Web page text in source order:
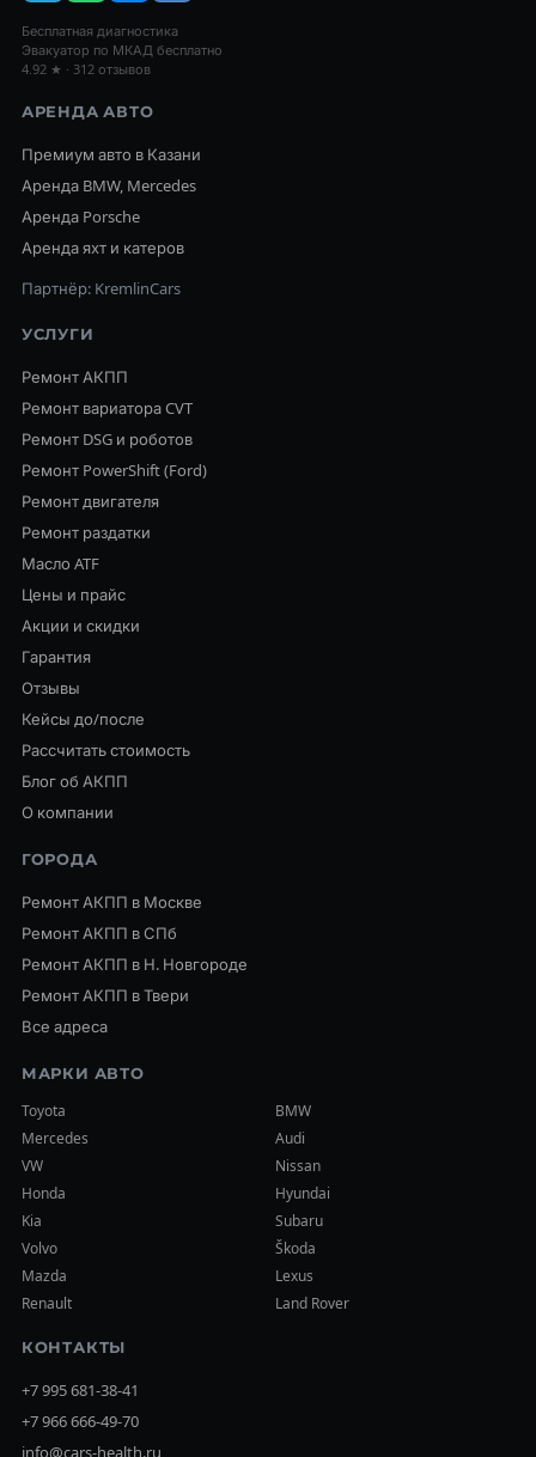
Бесплатная диагностика
Эвакуатор по МКАД бесплатно
4.92 ★ · 312 отзывов
АРЕНДА АВТО
Премиум авто в Казани
Аренда BMW, Mercedes
Аренда Porsche
Аренда яхт и катеров
Партнёр: KremlinCars
УСЛУГИ
Ремонт АКПП
Ремонт вариатора CVT
Ремонт DSG и роботов
Ремонт PowerShift (Ford)
Ремонт двигателя
Ремонт раздатки
Масло ATF
Цены и прайс
Акции и скидки
Гарантия
Отзывы
Кейсы до/после
Рассчитать стоимость
Блог об АКПП
О компании
ГОРОДА
Ремонт АКПП в Москве
Ремонт АКПП в СПб
Ремонт АКПП в Н. Новгороде
Ремонт АКПП в Твери
Все адреса
МАРКИ АВТО
Toyota
BMW
Mercedes
Audi
VW
Nissan
Honda
Hyundai
Kia
Subaru
Volvo
Škoda
Mazda
Lexus
Renault
Land Rover
КОНТАКТЫ
+7 995 681-38-41
+7 966 666-49-70
info@cars-health.ru